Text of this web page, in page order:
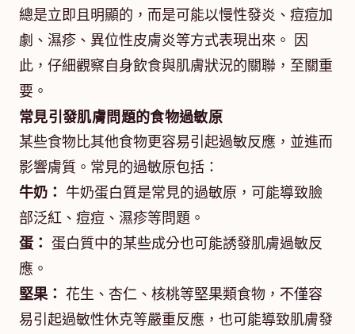
總是立即且明顯的，而是可能以慢性發炎、痘痘加
劇、濕疹、異位性皮膚炎等方式表現出來。 因
此，仔細觀察自身飲食與肌膚狀況的關聯，至關重
要。
常見引發肌膚問題的食物過敏原
某些食物比其他食物更容易引起過敏反應，並進而
影響膚質。常見的過敏原包括：
牛奶： 牛奶蛋白質是常見的過敏原，可能導致臉
部泛紅、痘痘、濕疹等問題。
蛋： 蛋白質中的某些成分也可能誘發肌膚過敏反
應。
堅果： 花生、杏仁、核桃等堅果類食物，不僅容
易引起過敏性休克等嚴重反應，也可能導致肌膚發